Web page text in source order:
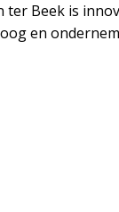
ter Beek is
en